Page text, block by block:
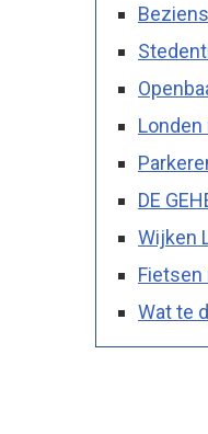
DE
Wijken
Fietsen
Wat te